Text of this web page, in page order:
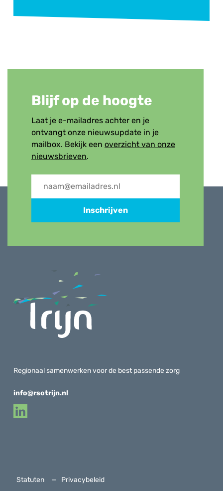
Blijf op de hoogte
Laat je e-mailadres achter en je
ontvangt onze nieuwsupdate in je
mailbox. Bekijk een overzicht van onze
nieuwsbrieven.
Inschrijven
Regionaal samenwerken voor de best passende zorg
info@rsotrijn.nl
Statuten Privacybeleid